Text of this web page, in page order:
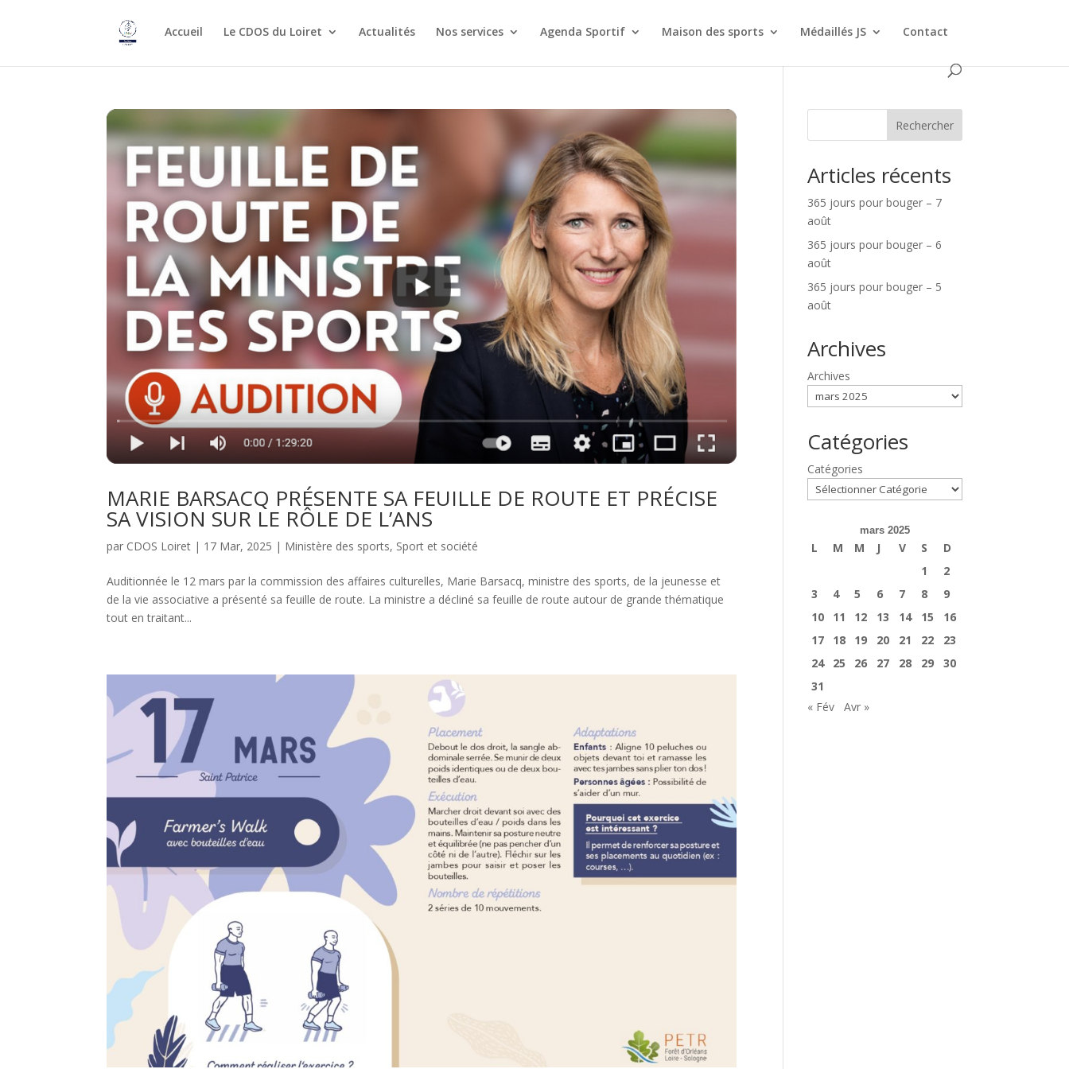
Accueil Le CDOS du Loiret Actualités Nos services Agenda Sportif Maison des sports Médaillés JS Contact
MARIE BARSACQ PRÉSENTE SA FEUILLE DE ROUTE ET PRÉCISE
SA VISION SUR LE RÔLE DE L’ANS
par CDOS Loiret | 17 Mar, 2025 | Ministère des sports, Sport et société
Auditionnée le 12 mars par la commission des affaires culturelles, Marie Barsacq, ministre des sports, de la jeunesse et
de la vie associative a présenté sa feuille de route. La ministre a décliné sa feuille de route autour de grande thématique
tout en traitant...
Rechercher
Articles récents
365 jours pour bouger – 7
août
365 jours pour bouger – 6
août
365 jours pour bouger – 5
août
Archives
Archives
Catégories
Catégories
mars 2025
L M M J V S
D
1
2
3
4 5 6 7 8
9
10
11 12 13 14 15
16
17
18 19 20 21 22
23
24
25 26 27 28 29
30
31
« Fév
Avr »